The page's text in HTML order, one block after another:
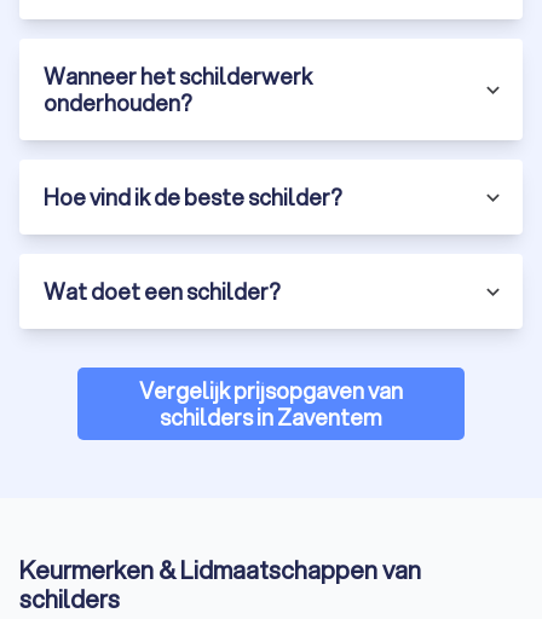
Wanneer het schilderwerk
onderhouden?
Hoe vind ik de beste schilder?
Wat doet een schilder?
Vergelijk prijsopgaven van
schilders in Zaventem
Keurmerken & Lidmaatschappen van
schilders